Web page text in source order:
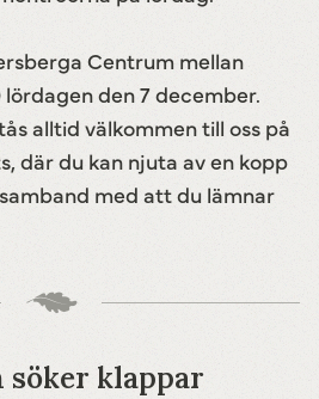
Centrum mellan
lördagen den 7 december.
alltid välkommen till oss på
där du kan njuta av en kopp
med att du lämnar
söker klappar